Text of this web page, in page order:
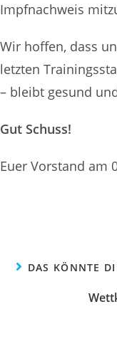
Impfnachweis
Wir hoffen, dass
letzten
– bleibt gesund
Gut Schuss!
Euer Vorstand am
DAS KÖNNTE